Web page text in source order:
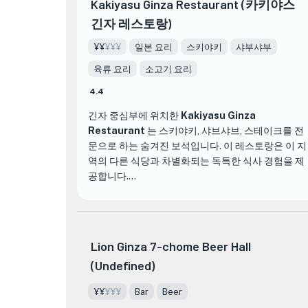
Kakiyasu Ginza Restaurant (카키야스
긴자 레스토랑)
¥¥¥¥¥ 일본 요리 스키야키 샤부샤부
육류 요리 소고기 요리
4.4
긴자 중심부에 위치한 Kakiyasu Ginza
Restaurant 는 스키야키, 샤브샤브, 스테이크를 전
문으로 하는 숨겨진 보석입니다. 이 레스토랑은 이 지
역의 다른 식당과 차별화되는 독특한 식사 경험을 제
공합니다.
이 훌륭한 서비스를 제공하여 모든 손님이 환영받고
잘 보살핌을 받는다고 느낄 수 있도록 합니다.
메뉴에 관해서는 Kakiyasu Ginza Restaurant이 정
Lion Ginza 7-chome Beer Hall
(Undefined)
¥¥¥¥¥ Bar Beer